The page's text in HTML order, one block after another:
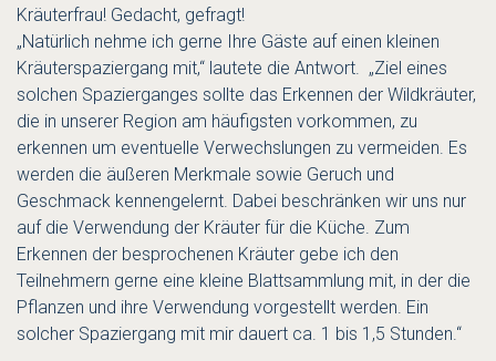
Kräuterfrau! Gedacht, gefragt!
„Natürlich nehme ich gerne Ihre Gäste auf einen kleinen
Kräuterspaziergang mit,“ lautete die Antwort. „Ziel eines
solchen Spazierganges sollte das Erkennen der Wildkräuter,
die in unserer Region am häufigsten vorkommen, zu
erkennen um eventuelle Verwechslungen zu vermeiden. Es
werden die äußeren Merkmale sowie Geruch und
Geschmack kennengelernt. Dabei beschränken wir uns nur
auf die Verwendung der Kräuter für die Küche. Zum
Erkennen der besprochenen Kräuter gebe ich den
Teilnehmern gerne eine kleine Blattsammlung mit, in der die
Pflanzen und ihre Verwendung vorgestellt werden. Ein
solcher Spaziergang mit mir dauert ca. 1 bis 1,5 Stunden.“